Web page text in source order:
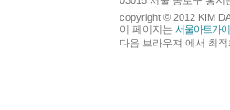
copyright © 2012 KIM
이 페이지는 서울아트가
다음 브라우져 에서 최